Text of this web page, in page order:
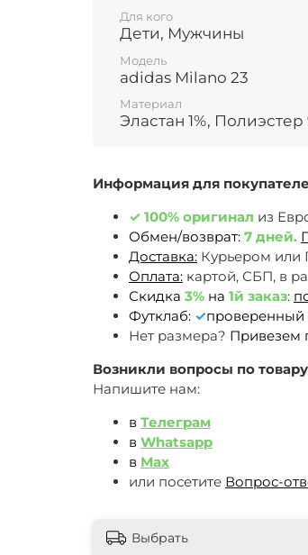
Информация для
✓ 100% оригинал из
Обмен/возврат: 7 дней.
Доставка: Курьером или
Оплата: картой, СБП, в
Скидка 3% на 1й заказ:
Футклаб: ✓проверенный
Нет размера? Привезем
Возникли вопросы по
Напишите нам:
в Телеграм
в Whatsapp
в Max
или посетите Вопрос-
Для кого
Дети, Мужчины
Модель
adidas Milano 23
Материал
Эластан 1%, Полиэстер
Выбрать